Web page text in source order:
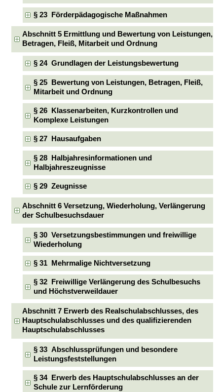
§ 23 Förderpädagogische Maßnahmen
Abschnitt 5 Ermittlung und Bewertung von Leistungen,
Betragen, Fleiß, Mitarbeit und Ordnung
§ 24 Grundlagen der Leistungsbewertung
§ 25 Bewertung von Leistungen, Betragen, Fleiß,
Mitarbeit und Ordnung
§ 26 Klassenarbeiten, Kurzkontrollen und
Komplexe Leistungen
§ 27 Hausaufgaben
§ 28 Halbjahresinformationen und
Halbjahreszeugnisse
§ 29 Zeugnisse
Abschnitt 6 Versetzung, Wiederholung, Verlängerung
der Schulbesuchsdauer
§ 30 Versetzungsbestimmungen und freiwillige
Wiederholung
§ 31 Mehrmalige Nichtversetzung
§ 32 Freiwillige Verlängerung des Schulbesuchs
und Höchstverweildauer
Abschnitt 7 Erwerb des Realschulabschlusses, des
Hauptschulabschlusses und des qualifizierenden
Hauptschulabschlusses
§ 33 Abschlussprüfungen und besondere
Leistungsfeststellungen
§ 34 Erwerb des Hauptschulabschlusses an der
Schule zur Lernförderung